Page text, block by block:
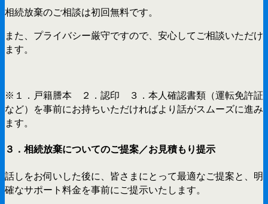
相続放棄のご相談は初回無料です。
また、プライバシー厳守ですので、安心してご相談いただけ
ます。
※１．戸籍謄本 ２．認印 ３．本人確認書類（運転免許証
など）を事前にお持ちいただければより話がスムーズに進み
ます。
３．相続放棄についてのご提案／お見積もり提示
話しをお伺いした後に、皆さまにとって最適なご提案と、明
確なサポート料金を事前にご提示いたします。